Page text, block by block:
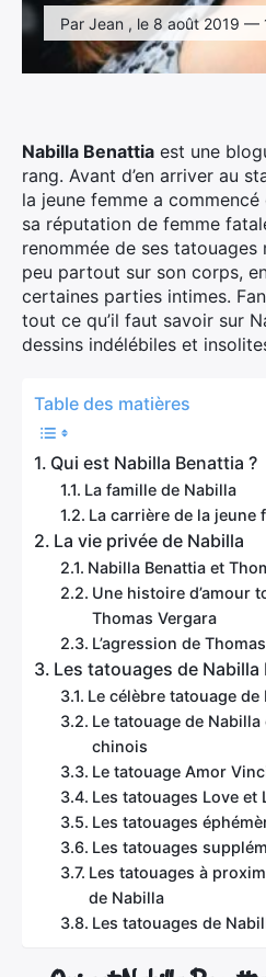
Par Jean , le 8 août 2019 —
Nabilla Benattia est une
rang. Avant d’en arriver au
la jeune femme a
sa réputation de femme
renommée de ses
peu partout sur son corps,
certaines parties intimes.
tout ce qu’il faut savoir sur
dessins indélébiles et
Table des matières
Qui est Nabilla Benattia ?
La famille de Nabilla
La carrière de la jeune
La vie privée de Nabilla
Nabilla Benattia et
Une histoire d’amour
Thomas Vergara
L’agression de
Les tatouages de Nabilla
Le célèbre tatouage de
Le tatouage de
chinois
Le tatouage Amor
Les tatouages Love et
Les tatouages
Les tatouages
Les tatouages à
de Nabilla
Les tatouages de